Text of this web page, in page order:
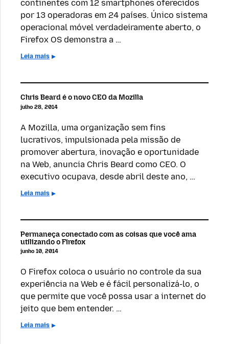
continentes com 12 smartphones oferecidos
por 13 operadoras em 24 países. Único sistema
operacional móvel verdadeiramente aberto, o
Firefox OS demonstra a …
Leia mais
Chris Beard é o novo CEO da Mozilla
julho 28, 2014
A Mozilla, uma organização sem fins
lucrativos, impulsionada pela missão de
promover abertura, inovação e oportunidade
na Web, anuncia Chris Beard como CEO. O
executivo ocupava, desde abril deste ano, …
Leia mais
Permaneça conectado com as coisas que você ama
utilizando o Firefox
junho 10, 2014
O Firefox coloca o usuário no controle da sua
experiência na Web e é fácil personalizá-lo, o
que permite que você possa usar a internet do
jeito que bem entender. …
Leia mais